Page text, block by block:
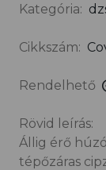
Kategória:
Cikkszám:
Rendelhető
Rövid leírás:
Állig érő
tépőzáras